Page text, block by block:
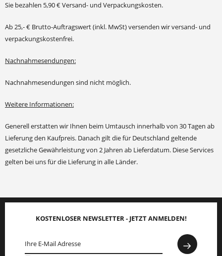
Sie bezahlen 5,90 € Versand- und Verpackungskosten.
Ab 25,- € Brutto-Auftragswert (inkl. MwSt) versenden wir versand- und
verpackungskostenfrei.
Nachnahmesendungen:
Nachnahmesendungen sind nicht möglich.
Weitere Informationen:
Generell erstatten wir Ihnen beim Umtausch innerhalb von 30 Tagen ab
Lieferung den Kaufpreis. Danach gilt die für Deutschland geltende
gesetzliche Gewährleistung von 2 Jahren ab Lieferdatum. Diese Services
gelten bei uns für die Lieferung in alle Länder.
KOSTENLOSER NEWSLETTER - JETZT ANMELDEN!